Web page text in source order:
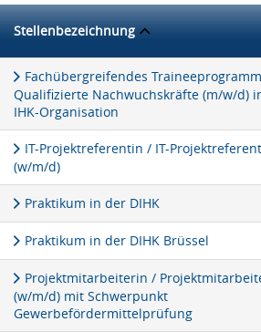
Stellenbezeichnung
Fachübergreifendes
Qualifizierte Nachwuchskräfte (m/w/d)
IHK-Organisation
IT-Projektreferentin / IT-
(w/m/d)
Praktikum in der DIHK
Praktikum in der DIHK Brüssel
Projektmitarbeiterin /
(w/m/d) mit Schwerpunkt
Gewerbefördermittelprüfung